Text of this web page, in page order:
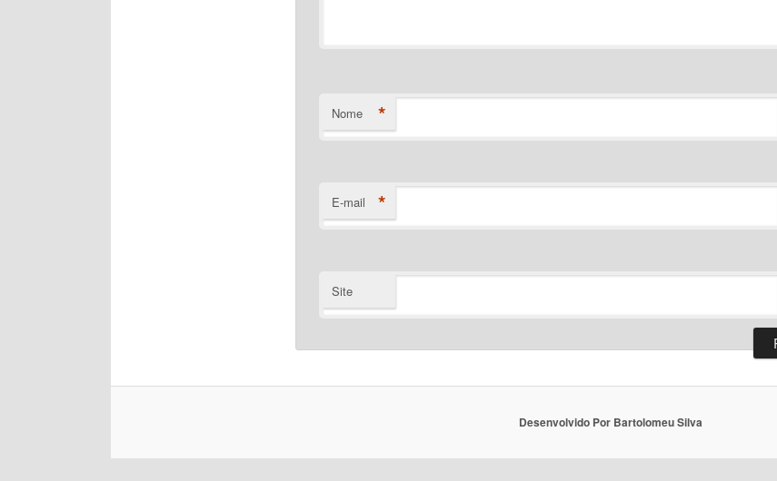
Nome *
E-mail *
Site
Desenvolvido Por Bartolomeu Silva